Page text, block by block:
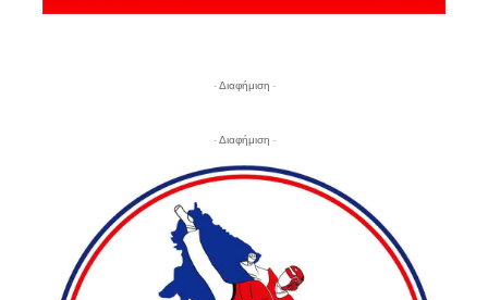
- Διαφήμιση -
- Διαφήμιση -